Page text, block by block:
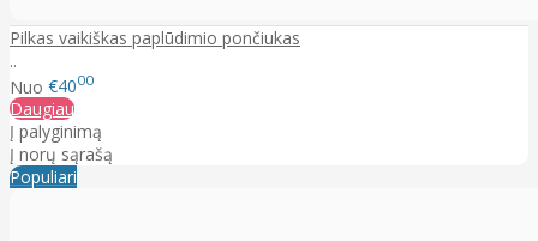
Pilkas vaikiškas paplūdimio pončiukas
..
Nuo €4000
Daugiau
Į palyginimą
Į norų sąrašą
Populiari